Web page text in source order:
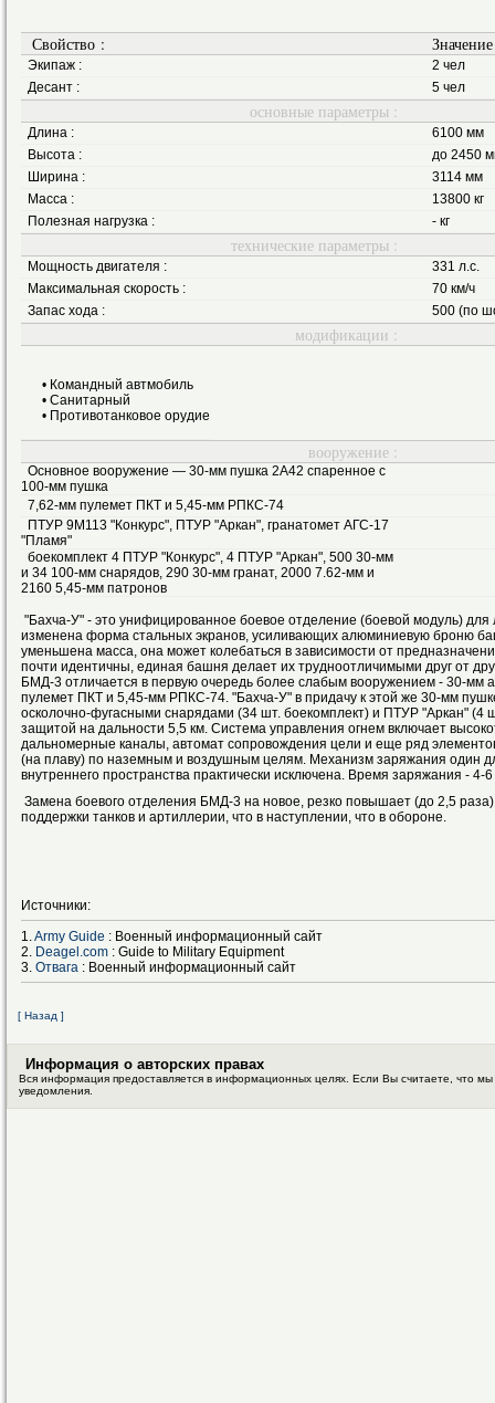
Свойство :
Экипаж :
2 чел
Десант :
5 чел
основные параметры :
Длина :
6100 мм
Высота :
до 2450
Ширина :
3114 мм
Масса :
13800 кг
Полезная нагрузка :
- кг
технические параметры :
Мощность двигателя :
331 л.с.
Максимальная скорость :
70 км/ч
Запас хода :
500 (по
модификации :
• Командный автмобиль
• Санитарный
• Противотанковое орудие
вооружение :
Основное вооружение — 30-мм пушка 2А42 спаренное с
100-мм пушка
7,62-мм пулемет ПКТ и 5,45-мм РПКС-74
ПТУР 9М113 "Конкурс", ПТУР "Аркан", гранатомет АГС-17
"Пламя"
боекомплект 4 ПТУР "Конкурс", 4 ПТУР "Аркан", 500 30-мм
и 34 100-мм снарядов, 290 30-мм гранат, 2000 7.62-мм и
2160 5,45-мм патронов
"Бахча-У" - это унифицированное боевое отделение (боевой модуль)
изменена форма стальных экранов, усиливающих алюминиевую броню
уменьшена масса, она может колебаться в зависимости от
почти идентичны, единая башня делает их трудноотличимыми друг от
БМД-3 отличается в первую очередь более слабым вооружением - 30-
пулемет ПКТ и 5,45-мм РПКС-74. "Бахча-У" в придачу к этой же 30-мм
осколочно-фугасными снарядами (34 шт. боекомплект) и ПТУР "Аркан"
защитой на дальности 5,5 км. Система управления огнем включает
дальномерные каналы, автомат сопровождения цели и еще ряд
(на плаву) по наземным и воздушным целям. Механизм заряжания один
внутреннего пространства практически исключена. Время заряжания - 4-6
Замена боевого отделения БМД-3 на новое, резко повышает (до 2,5
поддержки танков и артиллерии, что в наступлении, что в обороне.
Источники:
1.Army Guide : Военный информационный сайт
2. Deagel.com : Guide to Military Equipment
3. Отвага : Военный информационный сайт
[ Назад ]
Информация о авторских правах
Вся информация предоставляется в информационных целях. Если Вы считаете, что
уведомления.